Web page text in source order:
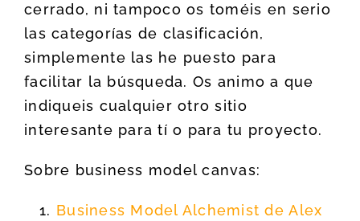
cerrado, ni tampoco os toméis en serio
las categorías de clasificación,
simplemente las he puesto para
facilitar la búsqueda. Os animo a que
indiqueis cualquier otro sitio
interesante para tí o para tu proyecto.
Sobre business model canvas:
Business Model Alchemist de Alex